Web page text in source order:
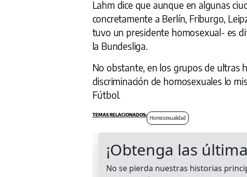
Lahm dice que aunque en algunas
concretamente a Berlín, Friburgo,
tuvo un presidente homosexual- es
la Bundesliga.
No obstante, en los grupos de ultras
discriminación de homosexuales lo
Fútbol.
Homosexualidad